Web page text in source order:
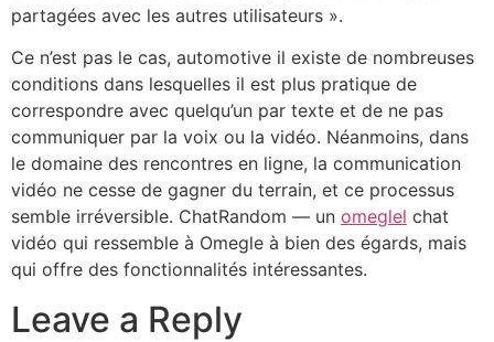
partagées avec les autres utilisateurs ».
Ce n’est pas le cas, automotive il existe de nombreuses
conditions dans lesquelles il est plus pratique de
correspondre avec quelqu’un par texte et de ne pas
communiquer par la voix ou la vidéo. Néanmoins, dans
le domaine des rencontres en ligne, la communication
vidéo ne cesse de gagner du terrain, et ce processus
semble irréversible. ChatRandom — un omeglel chat
vidéo qui ressemble à Omegle à bien des égards, mais
qui offre des fonctionnalités intéressantes.
Leave a Reply